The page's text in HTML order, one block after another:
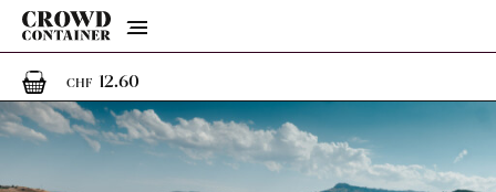
Menu
CHF 12.601 Artikel im Warenkorb